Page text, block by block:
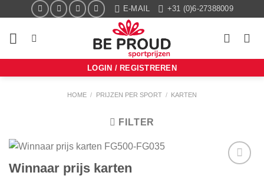
inhoud
E-MAIL +31 (0)6-27388009
LOGIN / REGISTREREN
HOME / PRIJZEN PER SPORT / KARTEN
FILTER
Winnaar prijs karten